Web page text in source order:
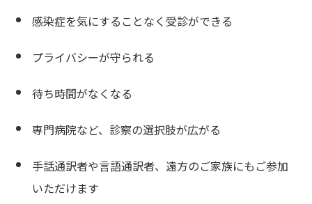
感染症を気にすることなく受診ができる
プライバシーが守られる
待ち時間がなくなる
専門病院など、診察の選択肢が広がる
手話通訳者や言語通訳者、遠方のご家族にもご参加
いただけます